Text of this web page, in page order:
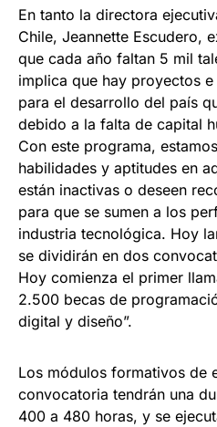
En tanto la directora
Chile, Jeannette Escudero,
que cada año faltan 5 mil
implica que hay proyectos
para el desarrollo del país
debido a la falta de capital
Con este programa,
habilidades y aptitudes en
están inactivas o deseen
para que se sumen a los
industria tecnológica. Hoy
se dividirán en dos
Hoy comienza el primer
2.500 becas de
digital y diseño”.
Los módulos formativos de
convocatoria tendrán una
400 a 480 horas, y se